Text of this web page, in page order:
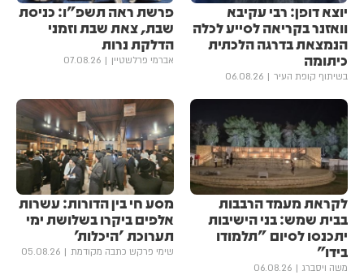
יוצא דופן: רבי עקיבא
וואזנר בקריאה לסייע לכלה
הנמצאת בדרגה הלכתית
כיתומה
בשיתוף קופת העיר 06.08.26
פרשת ראה תשפ"ו: כניסת
שבת, צאת שבת וזמני
הדלקת נרות
אברמי פרלשטיין 07.08.26
לקראת מעמד הרבבות
בבית שמש: בני הישיבות
יתכנסו לסיום "תלמודו
בידו"
משה ויסברג 06.08.26
מסע חי בין הדורות: עשרות
אלפים ביקרו בשלושת ימי
תערוכת 'היכלות'
שימי פרקש כתבה מקודמת 05.08.26